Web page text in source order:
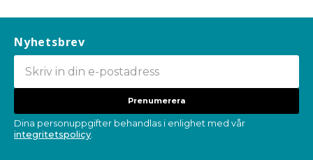
Nyhetsbrev
Prenumerera
Dina personuppgifter behandlas i enlighet med vår
integritetspolicy.